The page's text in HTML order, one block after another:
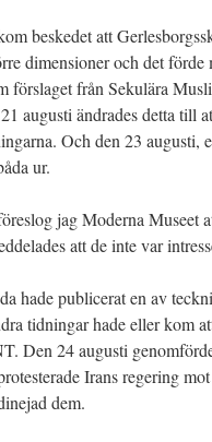
beskedet att
dimensioner och det
förslaget från Sekulära
augusti ändrades detta till
Och den 23 augusti,
ur.
jag Moderna Museet
att de inte var
hade publicerat en av
tidningar hade eller kom
Den 24 augusti
Irans regering
dem.